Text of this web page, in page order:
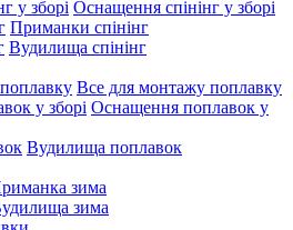
Оснащення спінінг у зборі
Приманки спінінг
Вудилища спінінг
Все для монтажу поплавку
Оснащення поплавок у
Вудилища поплавок
зима
зима